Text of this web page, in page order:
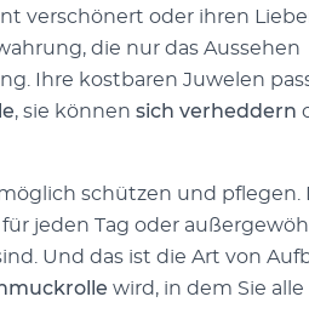
verschönert oder ihren
die nur das Aussehen
Ihre kostbaren Juwelen
, sie können sich verheddern
schützen und pflegen.
jeden Tag oder
Und das ist die Art von
wird, in dem Sie